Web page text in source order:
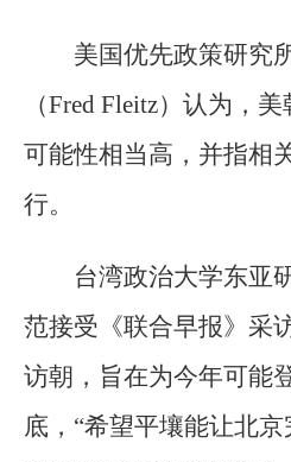
美国优先政策研究
（Fred Fleitz）认为，
可能性相当高，并指相
行。
台湾政治大学东亚
范接受《联合早报》采
访朝，旨在为今年可能
底，“希望平壤能让北